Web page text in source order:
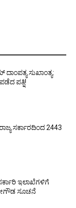
ಸುಖಾಂತ್ಯ:
ಪತ್ನಿ!
ಸರ್ಕಾರದಿಂದ 2443
ಸರ್ಕಾರಿ ಇಲಾಖೆಗಳಿಗೆ
ಸೂಚನೆ